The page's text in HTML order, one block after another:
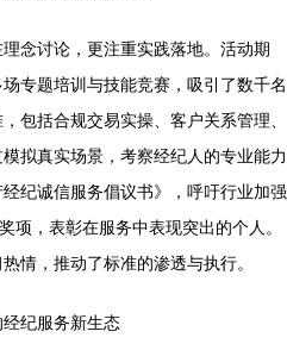
念讨论，更注重实践落地。活动期
专题培训与技能竞赛，吸引了数千名
包括合规交易实操、客户关系管理、
拟真实场景，考察经纪人的专业能力
纪诚信服务倡议书》，呼吁行业加强
项，表彰在服务中表现突出的个人。
情，推动了标准的渗透与执行。
纪服务新生态